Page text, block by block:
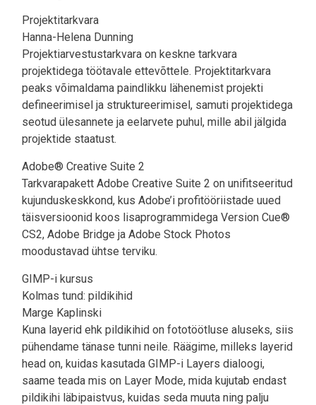
Projektitarkvara
Hanna-Helena Dunning
Projektiarvestustarkvara on keskne tarkvara
projektidega töötavale ettevõttele. Projektitarkvara
peaks võimaldama paindlikku lähenemist projekti
defineerimisel ja struktureerimisel, samuti projektidega
seotud ülesannete ja eelarvete puhul, mille abil jälgida
projektide staatust.
Adobe® Creative Suite 2
Tarkvarapakett Adobe Creative Suite 2 on unifitseeritud
kujunduskeskkond, kus Adobe’i profitööriistade uued
täisversioonid koos lisaprogrammidega Version Cue®
CS2, Adobe Bridge ja Adobe Stock Photos
moodustavad ühtse terviku.
GIMP-i kursus
Kolmas tund: pildikihid
Marge Kaplinski
Kuna layerid ehk pildikihid on fototöötluse aluseks, siis
pühendame tänase tunni neile. Räägime, milleks layerid
head on, kuidas kasutada GIMP-i Layers dialoogi,
saame teada mis on Layer Mode, mida kujutab endast
pildikihi läbipaistvus, kuidas seda muuta ning palju